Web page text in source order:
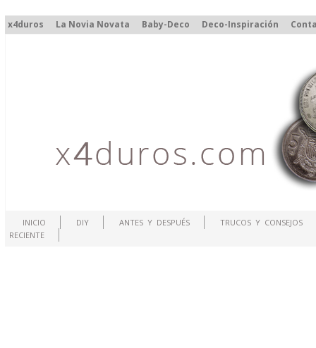
x4duros La Novia Novata Baby-Deco Deco-Inspiración
INICIO DIY ANTES Y DESPUÉS
TRUCOS Y CONSEJOS
RECIENTE